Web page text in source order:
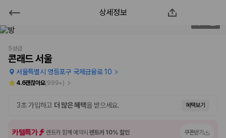
콘래드 서울
2000만 이용고객이 선택한 제주 렌트카 가격비교 플랫폼
상세정보
5성급
콘래드 서울
서울특별시 영등포구 국제금융로 10
4.6괜찮아요(999+)
3초 가입하고 더 많은 혜택을 받으세요. 혜택보기
카텔특가 렌트카 함께 예약시렌트카 10% 할인 쿠폰받기